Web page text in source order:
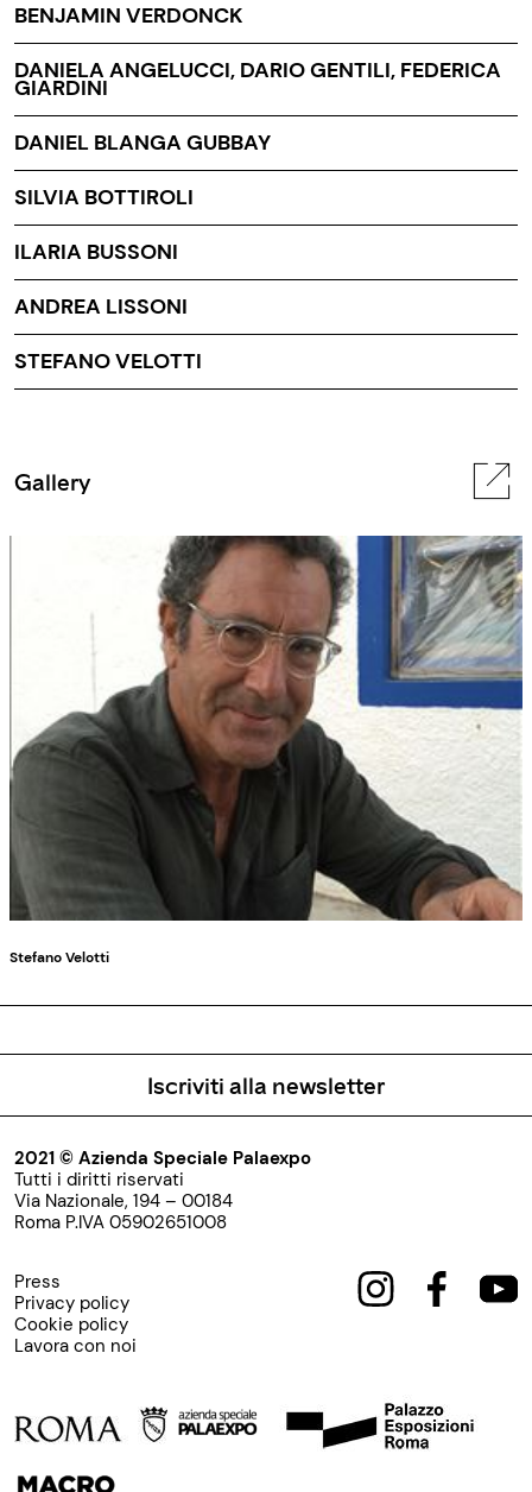
BENJAMIN VERDONCK
DANIELA ANGELUCCI, DARIO GENTILI, FEDERICA
GIARDINI
DANIEL BLANGA GUBBAY
SILVIA BOTTIROLI
ILARIA BUSSONI
ANDREA LISSONI
STEFANO VELOTTI
Gallery
Stefano Velotti
Iscriviti alla newsletter
2021 © Azienda Speciale Palaexpo
Tutti i diritti riservati
Via Nazionale, 194 – 00184
Roma P.IVA 05902651008
Press
Privacy policy
Cookie policy
Lavora con noi